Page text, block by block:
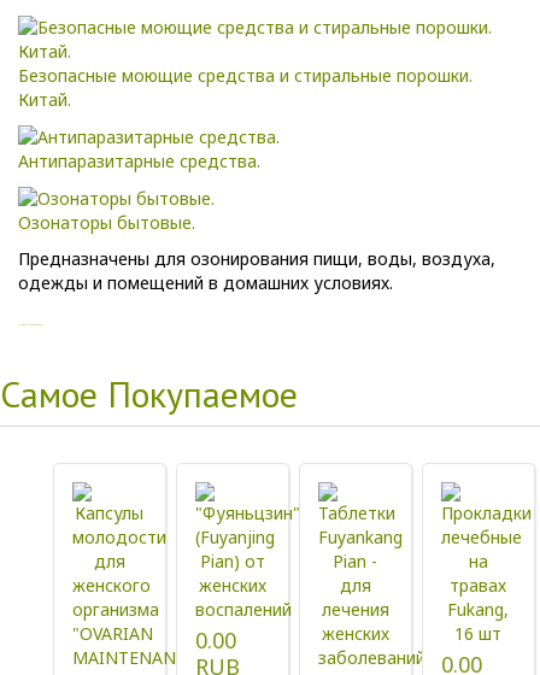
Безопасные моющие средства и стиральные порошки.
Китай.
Антипаразитарные средства.
Озонаторы бытовые.
Предназначены для озонирования пищи, воды, воздуха,
одежды и помещений в домашних условиях.
Самое Покупаемое
0.00
RUB
0.00